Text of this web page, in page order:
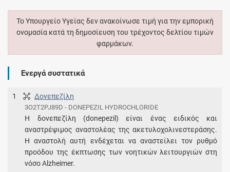
Το Υπουργείο Υγείας δεν ανακοίνωσε τιμή για την εμπορική
ονομασία κατά τη δημοσίευση του τρέχοντος δελτίου τιμών
φαρμάκων.
Ενεργά συστατικά
1 Δονεπεζίλη
3O2T2PJ89D - DONEPEZIL HYDROCHLORIDE
Η δονεπεζίλη (donepezil) είναι ένας ειδικός και
αναστρέψιμος αναστολέας της ακετυλοχολινεστεράσης.
H αναστολή αυτή ενδέχεται να αναστείλει τον ρυθμό
προόδου της έκπτωσης των νοητικών λειτουργιών στη
νόσο Alzheimer.